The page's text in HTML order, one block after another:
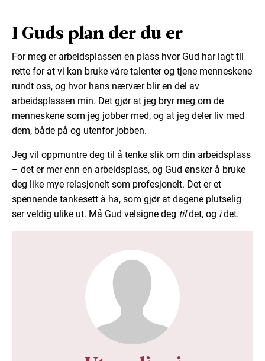
I Guds plan der du er
For meg er arbeidsplassen en plass hvor Gud har lagt til
rette for at vi kan bruke våre talenter og tjene menneskene
rundt oss, og hvor hans nærvær blir en del av
arbeidsplassen min. Det gjør at jeg bryr meg om de
menneskene som jeg jobber med, og at jeg deler liv med
dem, både på og utenfor jobben.
Jeg vil oppmuntre deg til å tenke slik om din arbeidsplass
– det er mer enn en arbeidsplass, og Gud ønsker å bruke
deg like mye relasjonelt som profesjonelt. Det er et
spennende tankesett å ha, som gjør at dagene plutselig
ser veldig ulike ut. Må Gud velsigne deg tildet, og idet.